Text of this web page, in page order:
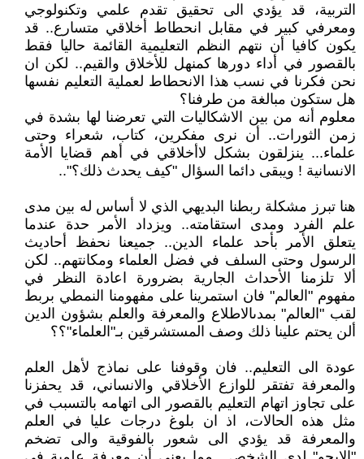
التربية، قد يؤدي الى تحقيق تقدم علمي وتكنولوجي
ومعرفي كبير في مقابل انحطاط أخلاقي متسارع.. قد
يكون كافيا أن نتهم النظم التعليمية القائمة حاليا فقط
بالقصور في أداء دورها كمنهل للأخلاق والقيم.. لكن ان
نحن فكرنا في نسب هذا الانحطاط لعملية التعليم نفسها
هل ستكون مبالغة من طرفنا؟
معلوم أنه من بين الاشكاليات التي تعرضنا لها بشدة في
زمن الثورات.. أن نرى مفكرين، كتاب، شعراء وحتى
علماء... ينزلقون بشكل لاأخلاقي في أهم قضايا الأمة
الانسانية ! ويبقى دائما السؤال "كيف يحدث ذلك؟"..
هنا تبرز مشكلة ربطنا البديهي الذي لا أساس له بين مدى
علم الفرد ومدى استقامته.. ويزداد الأمر حدة عندما
يتعلق الأمر بأحد علماء الدين.. جميعنا نحفظ أحاديث
الرسول وحتى السلف في فضل العلماء ومكانتهم.. لكن
ألا تلزمنا الأحداث الجارية بضرورة اعادة النظر في
مفهوم "العالم" فان استمرينا على مفهومنا النمطي بربط
لقب "العالم" بمدىالاطلاع والمعرفة والعلم بشؤون الدين
ألن يحتم علينا ذلك وصف المستشرقين بـ"العلماء"؟؟
عودة الى التعليم.. فان وقوفنا على نماذج لأهل العلم
والمعرفة تفتقر للوازع الأخلاقي والانساني، قد يحفزنا
على تجاوز اتهام التعليم بالقصور الى اتهامه بالتسبب في
مثل هذه الحالات، اذ ان بلوغ درجات عليا في العلم
والمعرفة قد يؤدي الى شعور بالفوقية والى تضخم